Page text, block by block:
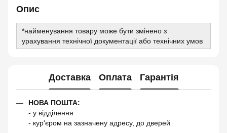
Опис
*найменування товару може бути змінено з
урахування технічної документації або технічних умов
Доставка Оплата Гарантія
НОВА ПОШТА:
- у відділення
- кур'єром на зазначену адресу, до дверей